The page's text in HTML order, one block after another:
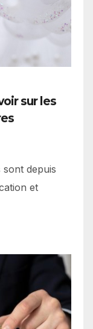
sur les
sont depuis
et